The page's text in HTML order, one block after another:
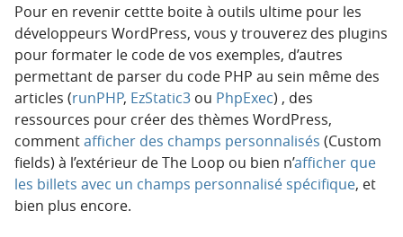
Pour en revenir cettte boite à outils ultime pour les
développeurs WordPress, vous y trouverez des plugins
pour formater le code de vos exemples, d’autres
permettant de parser du code PHP au sein même des
articles (runPHP, EzStatic3 ou PhpExec) , des
ressources pour créer des thèmes WordPress,
commentafficher des champs personnalisés (Custom
fields) à l’extérieur de The Loop ou bien n’afficher que
les billets avec un champs personnalisé spécifique, et
bien plus encore.